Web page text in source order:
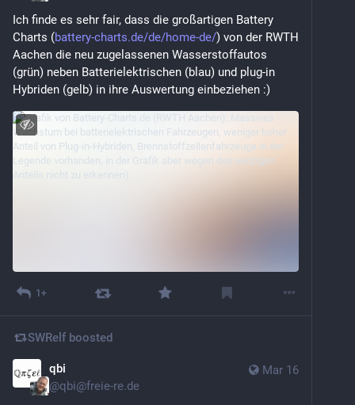
Ich finde es sehr fair, dass die großartigen Battery
Charts (battery-charts.de/de/home-de/) von der RWTH
Aachen die neu zugelassenen Wasserstoffautos
(grün) neben Batterielektrischen (blau) und plug-in
Hybriden (gelb) in ihre Auswertung einbeziehen :)
1+
SWRelf boosted
Mar 16
qbi
@qbi@freie-re.de